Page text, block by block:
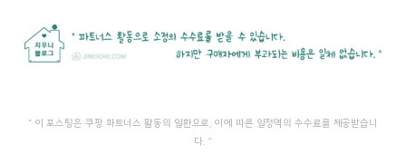
” 이 포스팅은 쿠팡 파트너스 활동의 일환으로, 이에 따른 일정액의 수수료를 제공받습니
다. “